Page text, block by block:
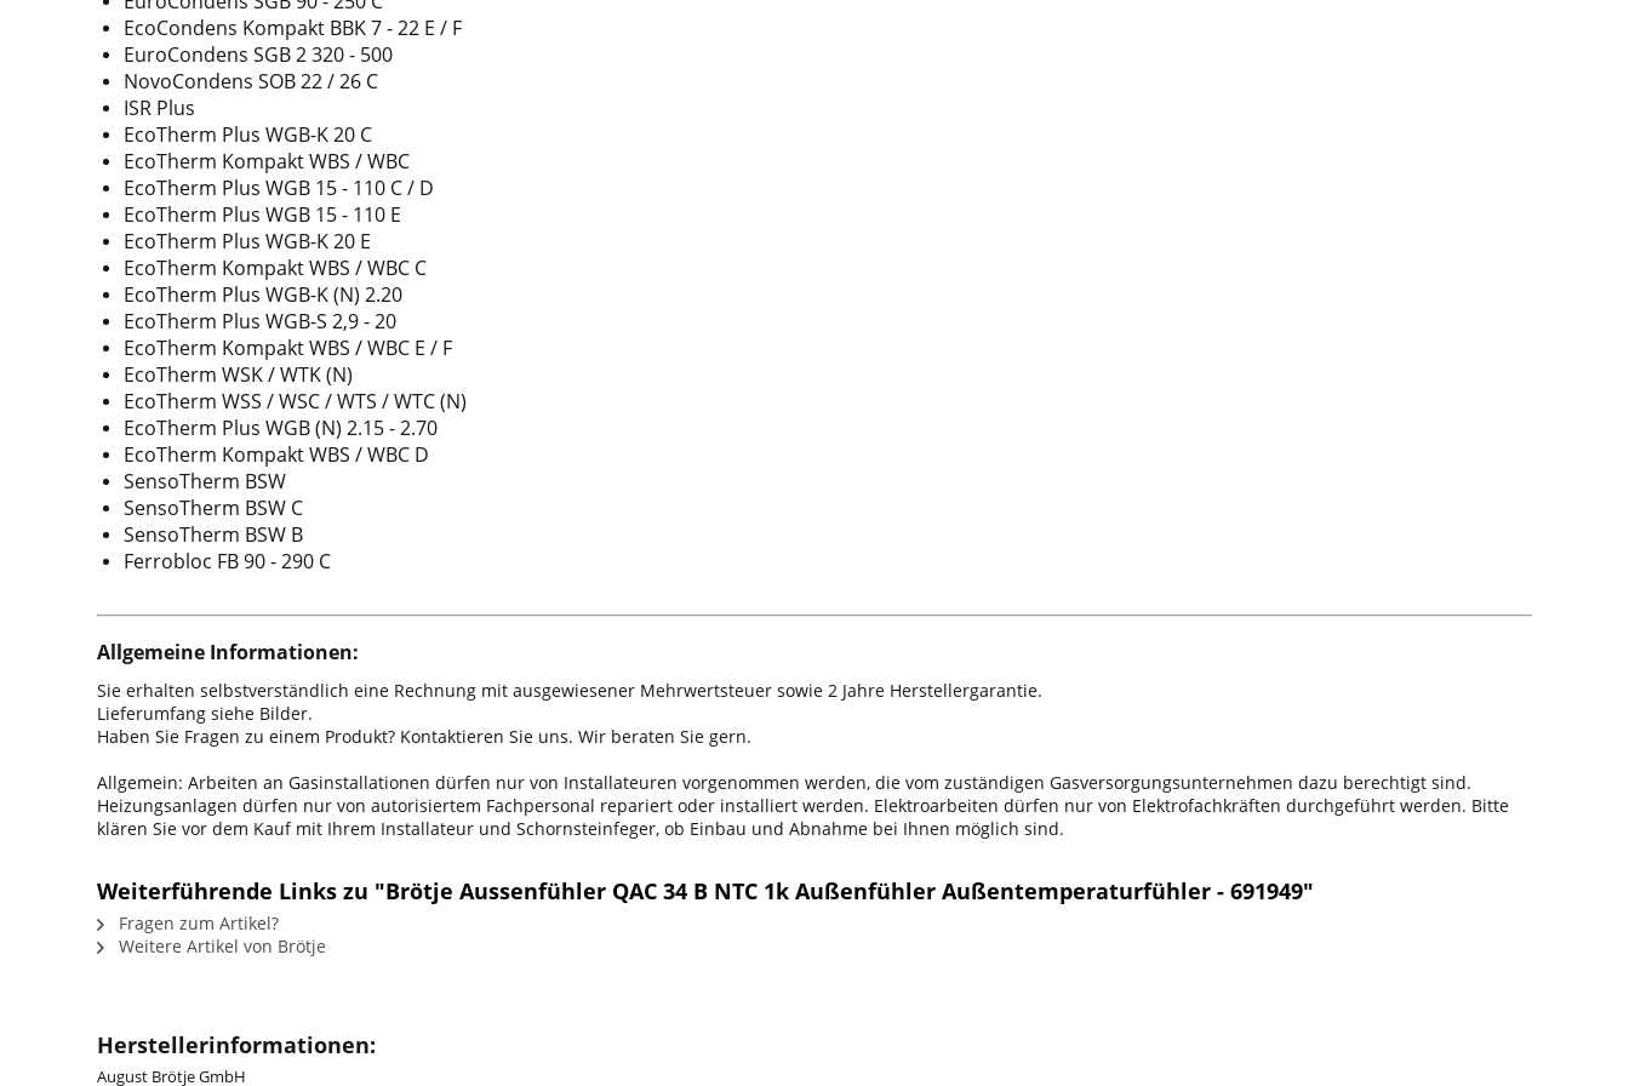
EcoCondens Kompakt BBK 7 - 22 E / F
EuroCondens SGB 2 320 - 500
NovoCondens SOB 22 / 26 C
ISR Plus
EcoTherm Plus WGB-K 20 C
EcoTherm Kompakt WBS / WBC
EcoTherm Plus WGB 15 - 110 C / D
EcoTherm Plus WGB 15 - 110 E
EcoTherm Plus WGB-K 20 E
EcoTherm Kompakt WBS / WBC C
EcoTherm Plus WGB-K (N) 2.20
EcoTherm Plus WGB-S 2,9 - 20
EcoTherm Kompakt WBS / WBC E / F
EcoTherm WSK / WTK (N)
EcoTherm WSS / WSC / WTS / WTC (N)
EcoTherm Plus WGB (N) 2.15 - 2.70
EcoTherm Kompakt WBS / WBC D
SensoTherm BSW
SensoTherm BSW C
SensoTherm BSW B
Ferrobloc FB 90 - 290 C
Allgemeine Informationen:
Sie erhalten selbstverständlich eine Rechnung mit ausgewiesener Mehrwertsteuer sowie 2 Jahre Herstellergarantie.
Lieferumfang siehe Bilder.
Haben Sie Fragen zu einem Produkt? Kontaktieren Sie uns. Wir beraten Sie gern.
Allgemein: Arbeiten an Gasinstallationen dürfen nur von Installateuren vorgenommen werden, die vom zuständigen Gasversorgungsunternehmen dazu berechtigt sind.
Heizungsanlagen dürfen nur von autorisiertem Fachpersonal repariert oder installiert werden. Elektroarbeiten dürfen nur von Elektrofachkräften durchgeführt werden. Bitte
klären Sie vor dem Kauf mit Ihrem Installateur und Schornsteinfeger, ob Einbau und Abnahme bei Ihnen möglich sind.
Weiterführende Links zu "Brötje Aussenfühler QAC 34 B NTC 1k Außenfühler Außentemperaturfühler - 691949"
Fragen zum Artikel?
Weitere Artikel von Brötje
Herstellerinformationen:
August Brötje GmbH